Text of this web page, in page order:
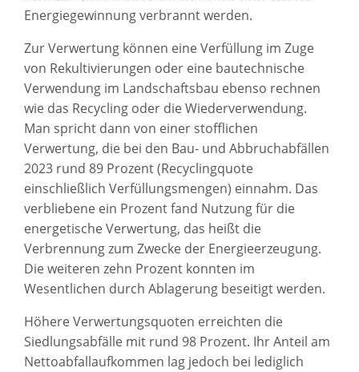
Energiegewinnung verbrannt werden.
Zur Verwertung können eine Verfüllung im Zuge
von Rekultivierungen oder eine bautechnische
Verwendung im Landschaftsbau ebenso rechnen
wie das Recycling oder die Wiederverwendung.
Man spricht dann von einer stofflichen
Verwertung, die bei den Bau- und Abbruchabfällen
2023 rund 89 Prozent (Recyclingquote
einschließlich Verfüllungsmengen) einnahm. Das
verbliebene ein Prozent fand Nutzung für die
energetische Verwertung, das heißt die
Verbrennung zum Zwecke der Energieerzeugung.
Die weiteren zehn Prozent konnten im
Wesentlichen durch Ablagerung beseitigt werden.
Höhere Verwertungsquoten erreichten die
Siedlungsabfälle mit rund 98 Prozent. Ihr Anteil am
Nettoabfallaufkommen lag jedoch bei lediglich